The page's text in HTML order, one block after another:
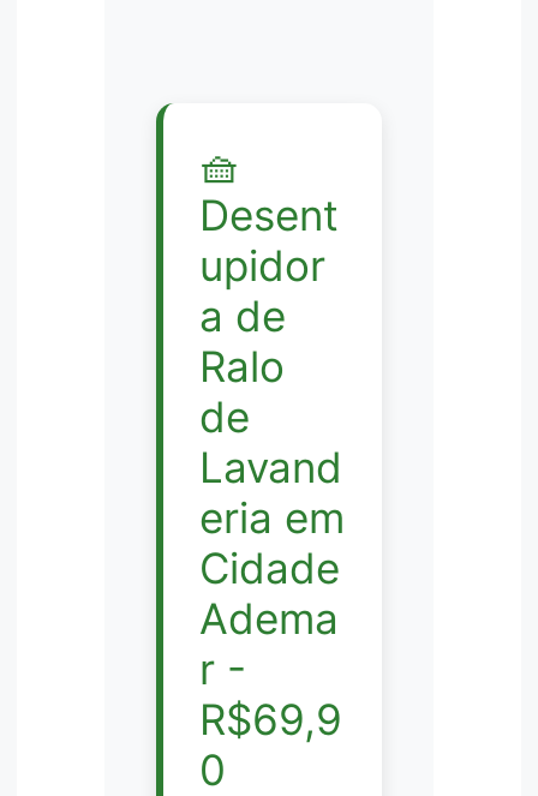
🧺
Desent
upidor
a de
Ralo
de
Lavand
eria em
Cidade
Adema
r -
R$69,9
0